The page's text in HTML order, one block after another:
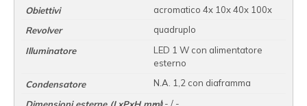
acromatico 4x 10x 40x 100x
quadruplo
LED 1 W con alimentatore
esterno
N.A. 1,2 con diaframma
- / - / -